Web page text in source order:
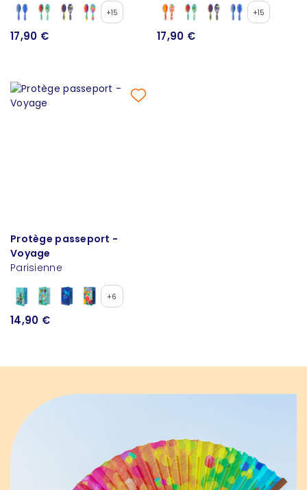
+15
17,90 €
+15
17,90 €
Protège passeport -
Voyage
Parisienne
+6
14,90 €